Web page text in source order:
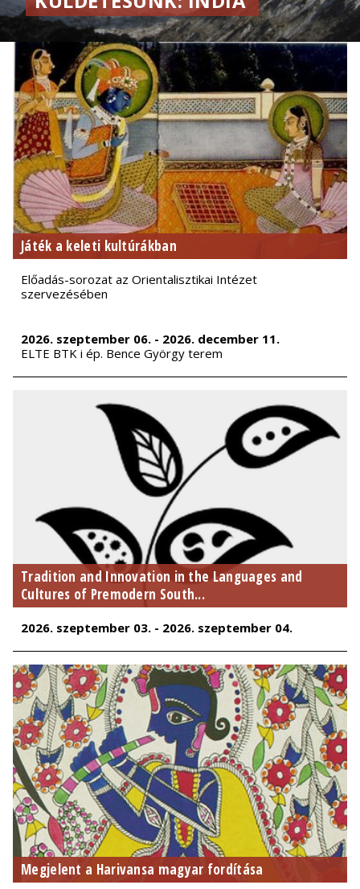
Játék a keleti kultúrákban
Előadás-sorozat az Orientalisztikai Intézet
szervezésében
2026. szeptember 06. - 2026. december 11.
ELTE BTK i ép. Bence György terem
Tradition and Innovation in the Languages and
Cultures of Premodern South...
2026. szeptember 03. - 2026. szeptember 04.
Megjelent a Harivansa magyar fordítása